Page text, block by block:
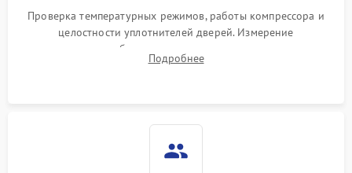
работе
2000 ₽ Подробнее →
1000 ₽
1800 ₽
Проверка температурных режимов, работы компрессора и
целостности уплотнителей дверей. Измерение
сопротивления обмоток мотора, проверка термостата и
считывание кодов ошибок с электронного дисплея.
Подробнее